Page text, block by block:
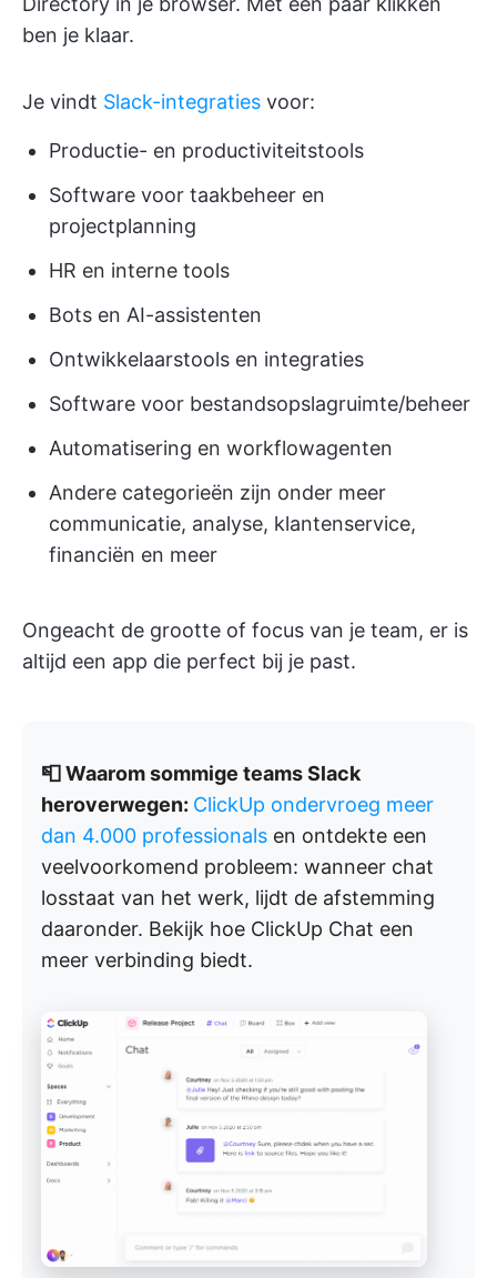
ben je klaar.
Je vindt Slack-integraties voor:
Productie- en productiviteitstools
Software voor taakbeheer en
projectplanning
HR en interne tools
Bots en AI-assistenten
Ontwikkelaarstools en integraties
Software voor bestandsopslagruimte/beheer
Automatisering en workflowagenten
Andere categorieën zijn onder meer
communicatie, analyse, klantenservice,
financiën en meer
Ongeacht de grootte of focus van je team, er is
altijd een app die perfect bij je past.
📮 Waarom sommige teams Slack
heroverwegen: ClickUp ondervroeg meer
dan 4.000 professionals en ontdekte een
veelvoorkomend probleem: wanneer chat
losstaat van het werk, lijdt de afstemming
daaronder. Bekijk hoe ClickUp Chat een
meer verbinding biedt.